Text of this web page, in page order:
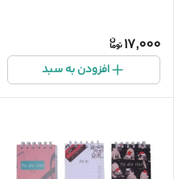
17,000
افزودن به سبد